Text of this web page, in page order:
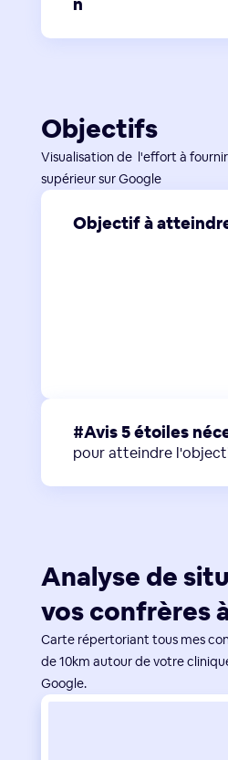
n
Objectifs
Visualisation de l'effort à
supérieur sur Google
Objectif à
#Avis 5 étoiles
pour atteindre
Analyse de
vos confrères
Carte répertoriant tous mes
de 10km autour de votre
Google.